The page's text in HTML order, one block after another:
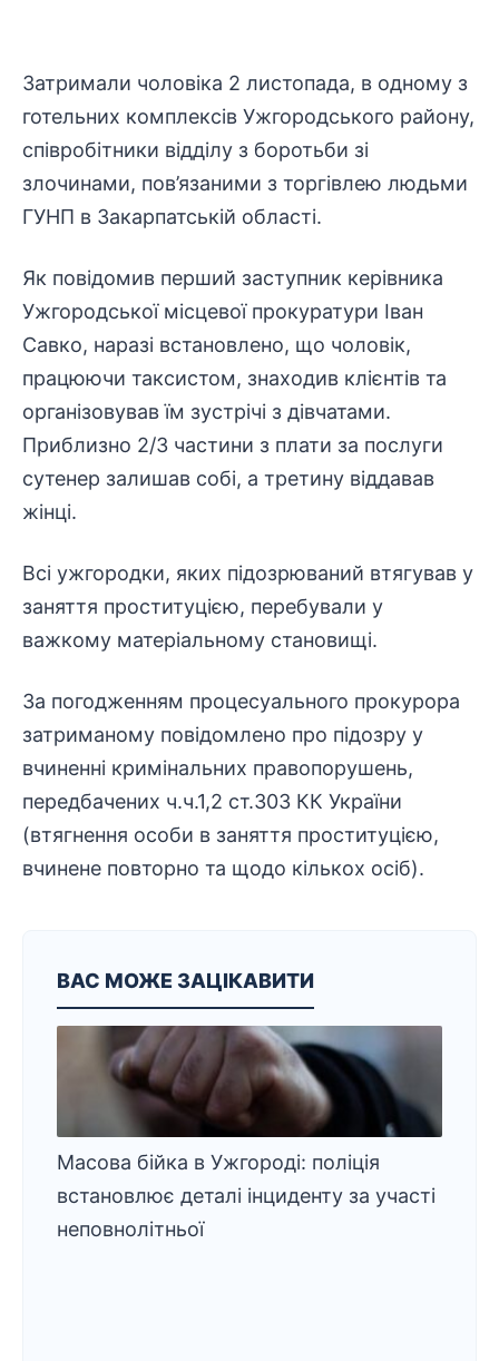
Затримали чоловіка 2 листопада, в одному з
готельних комплексів Ужгородського району,
співробітники відділу з боротьби зі
злочинами, пов’язаними з торгівлею людьми
ГУНП в Закарпатській області.
Як повідомив перший заступник керівника
Ужгородської місцевої прокуратури Іван
Савко, наразі встановлено, що чоловік,
працюючи таксистом, знаходив клієнтів та
організовував їм зустрічі з дівчатами.
Приблизно 2/3 частини з плати за послуги
сутенер залишав собі, а третину віддавав
жінці.
Всі ужгородки, яких підозрюваний втягував у
заняття проституцією, перебували у
важкому матеріальному становищі.
За погодженням процесуального прокурора
затриманому повідомлено про підозру у
вчиненні кримінальних правопорушень,
передбачених ч.ч.1,2 ст.303 КК України
(втягнення особи в заняття проституцією,
вчинене повторно та щодо кількох осіб).
ВАС МОЖЕ ЗАЦІКАВИТИ
Масова бійка в Ужгороді: поліція
встановлює деталі інциденту за участі
неповнолітньої